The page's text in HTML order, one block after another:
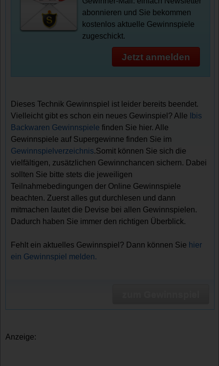
abonnieren und Sie bekommen
kostenlos aktuelle Gewinnspiele
zugeschickt.
Jetzt anmelden
Dieses Technik Gewinnspiel ist leider bereits beendet.
Vielleicht gibt es schon ein neues Gewinspiel? Alle
Ibis
Backwaren Gewinnspiele finden Sie hier. Alle
Gewinnspiele auf Supergewinne finden Sie im
Gewinnspielverzeichnis.Somit können Sie sich die
vielfältigen, zusätzlichen Gewinnchancen sichern. Dabei
sollten Sie bitte stets die jeweiligen
Teilnahmebedingungen der Online Gewinnspiele
beachten. Zuerst alles gut durchlesen und dann
mitmachen lautet die Devise bei allen Gewinnspielen.
Dadurch haben Sie immer den richtigen Überblick.
Fehlt ein aktuelles Gewinnspiel? Dann können Sie hier
ein Gewinnspiel melden.
Anzeige: